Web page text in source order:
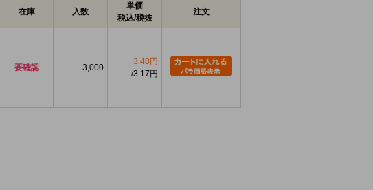
在庫 入数
単価
税込/税抜
注文
要確認 3,000
3.48円
3.17円